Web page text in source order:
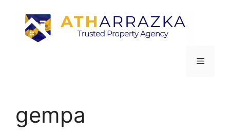
gempa